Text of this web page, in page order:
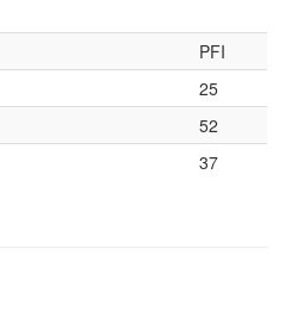
PFI
25
52
37